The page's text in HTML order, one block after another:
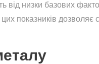
від низки базових
цих показників